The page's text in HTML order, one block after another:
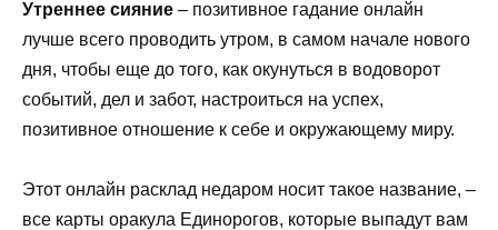
Утреннее сияние – позитивное гадание онлайн
лучше всего проводить утром, в самом начале нового
дня, чтобы еще до того, как окунуться в водоворот
событий, дел и забот, настроиться на успех,
позитивное отношение к себе и окружающему миру.
Этот онлайн расклад недаром носит такое название, –
все карты оракула Единорогов, которые выпадут вам